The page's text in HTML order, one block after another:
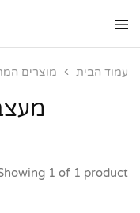
נט
מותגי
מותגי
עמוד הבית מוצרים
1 of 1 product